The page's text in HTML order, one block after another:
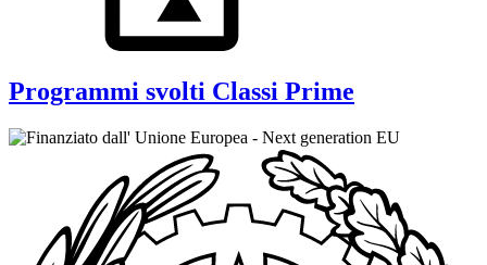
Programmi svolti Classi Prime